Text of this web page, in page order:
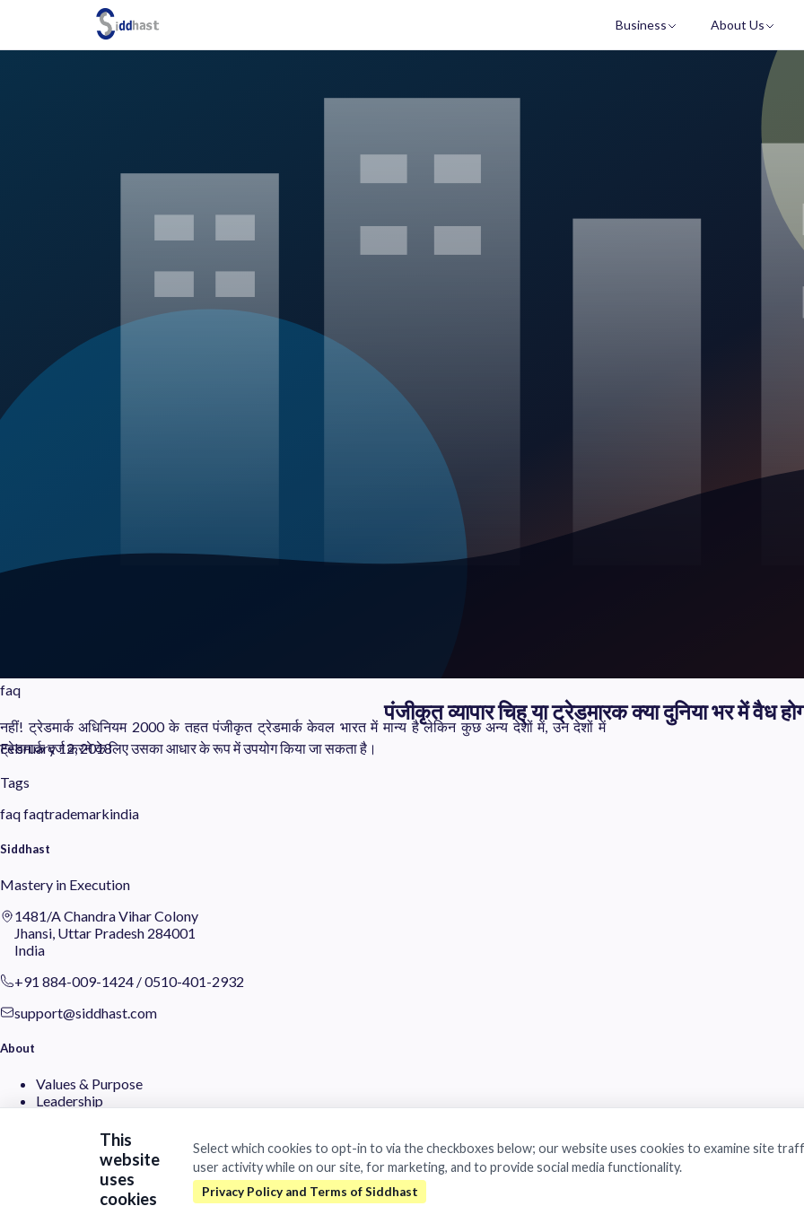
Business About Us
Search site via Google
faq
पंजीकृत व्यापार चिह् या ट्रेडमारक क्या दुनिया भर में वैध
February 12, 2018
नहीं! ट्रेडमार्क अधिनियम 2000 के तहत पंजीकृत ट्रेडमार्क केवल भारत में मान्य है लेकिन कुछ अन्य देशों में, उन देशों में
ट्रेडमार्क दर्ज करने के लिए उसका आधार के रूप में उपयोग किया जा सकता है।
Tags
faqfaqtrademarkindia
Siddhast
Mastery in Execution
1481/A Chandra Vihar Colony
Jhansi, Uttar Pradesh 284001
India
+91 884-009-1424 /0510-401-2932
support@siddhast.com
About
Values & Purpose
Leadership
This
website
uses
cookies
Select which cookies to opt-in to via the checkboxes below; our website uses cookies to examine site
user activity while on our site, for marketing, and to provide social media functionality.